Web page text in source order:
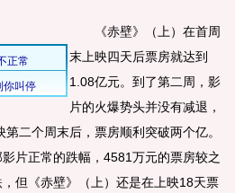
《赤壁》（上）在首周
末上映四天后票房就达到
1.08亿元。到了第二周，影
片的火爆势头并没有减退，
二个周末后，票房顺利突破两个亿。
片正常的跌幅，4581万元的票房较之
但《赤壁》（上）还是在上映18天票